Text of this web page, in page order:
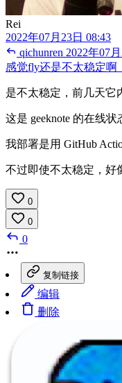
Rei
2022年07月23日 08:43
qichunren 2022年07
感觉fly还是不太稳定啊
是不太稳定，前几天它
这是 geeknote 的在线
我部署是用 GitHub
不过即使不太稳定，好
0
0
0
复制链接
编辑
删除